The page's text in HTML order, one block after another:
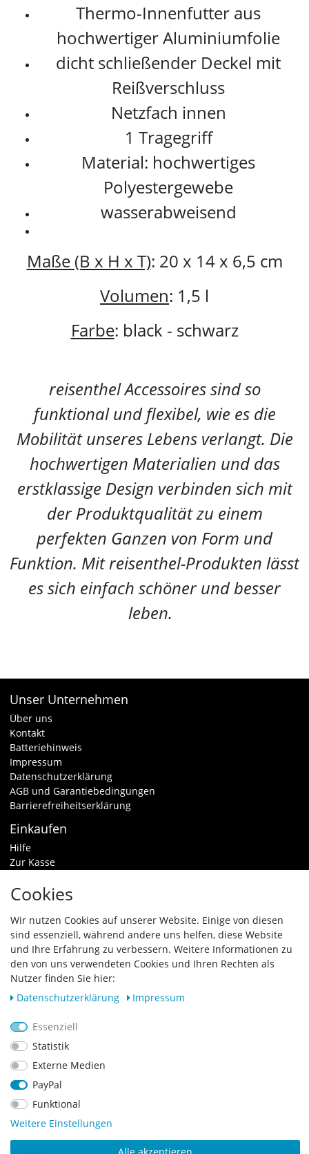
Thermo-Innenfutter aus
hochwertiger Aluminiumfolie
dicht schließender Deckel mit
Reißverschluss
Netzfach innen
1 Tragegriff
Material: hochwertiges
Polyestergewebe
wasserabweisend
Maße (B x H x T): 20 x 14 x 6,5 cm
Volumen: 1,5 l
Farbe: black - schwarz
reisenthel Accessoires sind so
funktional und flexibel, wie es die
Mobilität unseres Lebens verlangt. Die
hochwertigen Materialien und das
erstklassige Design verbinden sich mit
der Produktqualität zu einem
perfekten Ganzen von Form und
Funktion. Mit reisenthel-Produkten lässt
es sich einfach schöner und besser
leben.
Unser Unternehmen
Über uns
Kontakt
Batteriehinweis
Impressum
Datenschutzerklärung
AGB und Garantiebedingungen
Barrierefreiheitserklärung
Einkaufen
Hilfe
Zur Kasse
Zahlungsarten & Versand
Vertrag widerrufen
Zahlungsarten
Cookies
Wir nutzen Cookies auf unserer Website. Einige von diesen
sind essenziell, während andere uns helfen, diese Website
und Ihre Erfahrung zu verbessern. Weitere Informationen zu
den von uns verwendeten Cookies und Ihren Rechten als
Nutzer finden Sie hier:
Daten­schutz­erklärung
Impressum
Essenziell
Statistik
Externe Medien
PayPal
Funktional
Weitere Einstellungen